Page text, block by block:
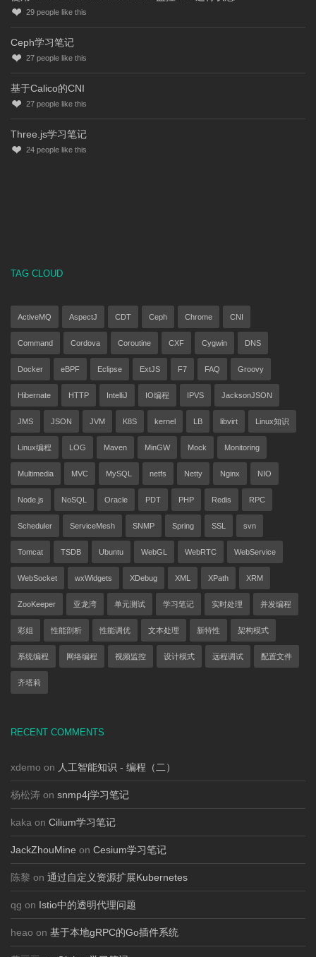
29 people like this
Ceph学习笔记
27 people like this
基于Calico的CNI
27 people like this
Three.js学习笔记
24 people like this
TAG CLOUD
ActiveMQ AspectJ CDT Ceph Chrome CNI
Command Cordova Coroutine CXF Cygwin DNS
Docker eBPF Eclipse ExtJS F7 FAQ Groovy
Hibernate HTTP IntelliJ IO编程 IPVS JacksonJSON
JMS JSON JVM K8S kernel LB libvirt Linux知识
Linux编程 LOG Maven MinGW Mock Monitoring
Multimedia MVC MySQL netfs Netty Nginx NIO
Node.js NoSQL Oracle PDT PHP Redis RPC
Scheduler ServiceMesh SNMP Spring SSL svn
Tomcat TSDB Ubuntu WebGL WebRTC WebService
WebSocket wxWidgets XDebug XML XPath XRM
ZooKeeper 亚龙湾 单元测试 学习笔记 实时处理 并发编程
彩姐 性能剖析 性能调优 文本处理 新特性 架构模式
系统编程 网络编程 视频监控 设计模式 远程调试 配置文件
齐塔莉
RECENT COMMENTS
xdemo on 人工智能知识 - 编程（二）
杨松涛 on snmp4j学习笔记
kaka on Cilium学习笔记
JackZhouMine on Cesium学习笔记
陈黎 on 通过自定义资源扩展Kubernetes
qg on Istio中的透明代理问题
heao on 基于本地gRPC的Go插件系统